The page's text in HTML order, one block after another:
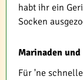
habt ihr ein
Socken
Marinaden
Für 'ne